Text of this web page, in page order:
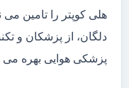
هلی کوپتر را تامین می
دلگان، از پزشکان و
پزشکی هوایی بهره می